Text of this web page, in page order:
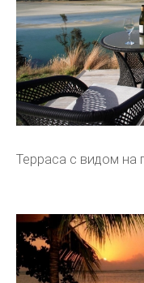
Терраса с видом на